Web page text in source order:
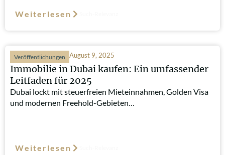
Weiterlesen
Veröffentlichungen August 9, 2025
Immobilie in Dubai kaufen: Ein umfassender
Leitfaden für 2025
Dubai lockt mit steuerfreien Mieteinnahmen, Golden Visa
und modernen Freehold-Gebieten…
Weiterlesen